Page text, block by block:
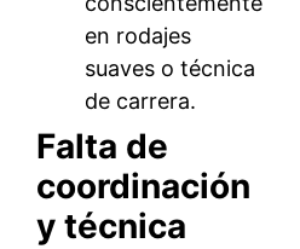
en rodajes
suaves o técnica
de carrera.
Falta de
coordinación
y técnica